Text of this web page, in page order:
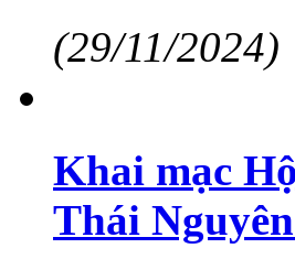
(29/11/2024)
Khai mạc
Thái